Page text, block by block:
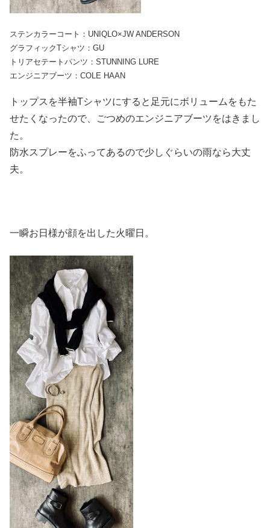
ステンカラーコート：UNIQLO×JW ANDERSON
グラフィックTシャツ：GU
トリアセテートパンツ：STUNNING LURE
エンジニアブーツ：COLE HAAN
トップスを半袖Tシャツにすると足元にボリュームをもた
せたくなったので、ごつめのエンジニアブーツをはきまし
た。
防水スプレーをふってあるので少しぐらいの雨なら大丈
夫。
一瞬お日様が顔を出した火曜日。